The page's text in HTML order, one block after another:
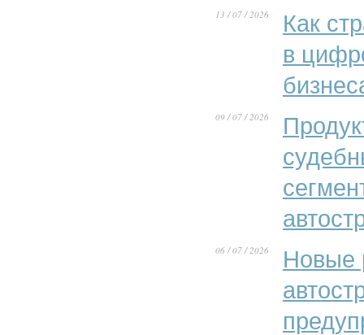
13 / 07 / 2026
Как
в
09 / 07 / 2026
06 / 07 / 2026
Новые